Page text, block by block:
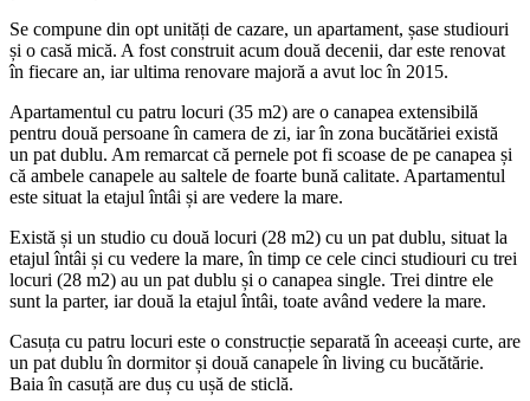
Se compune din opt unități de cazare, un apartament, șase studiouri
și o casă mică. A fost construit acum două decenii, dar este renovat
în fiecare an, iar ultima renovare majoră a avut loc în 2015.
Apartamentul cu patru locuri (35 m2) are o canapea extensibilă
pentru două persoane în camera de zi, iar în zona bucătăriei există
un pat dublu. Am remarcat că pernele pot fi scoase de pe canapea și
că ambele canapele au saltele de foarte bună calitate. Apartamentul
este situat la etajul întâi și are vedere la mare.
Există și un studio cu două locuri (28 m2) cu un pat dublu, situat la
etajul întâi și cu vedere la mare, în timp ce cele cinci studiouri cu trei
locuri (28 m2) au un pat dublu și o canapea single. Trei dintre ele
sunt la parter, iar două la etajul întâi, toate având vedere la mare.
Casuța cu patru locuri este o construcție separată în aceeași curte, are
un pat dublu în dormitor și două canapele în living cu bucătărie.
Baia în casuță are duș cu ușă de sticlă.